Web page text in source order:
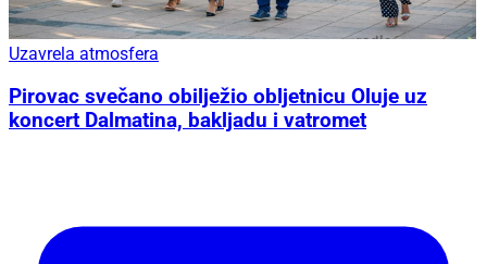
Uzavrela atmosfera
Pirovac svečano obilježio obljetnicu Oluje uz
koncert Dalmatina, bakljadu i vatromet